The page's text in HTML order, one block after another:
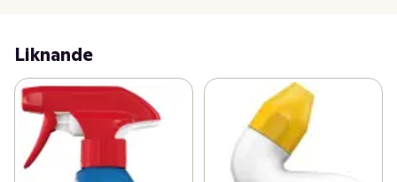
Liknande